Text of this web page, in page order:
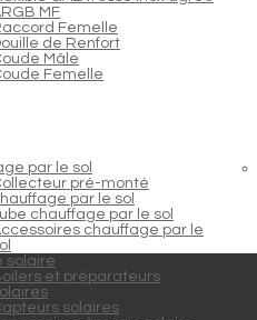
MF
Femelle
de Renfort
Mâle
Femelle
par le sol
pré-monté
par le sol
chauffage par le sol
chauffage par le
solaire
et préparateurs
solaires